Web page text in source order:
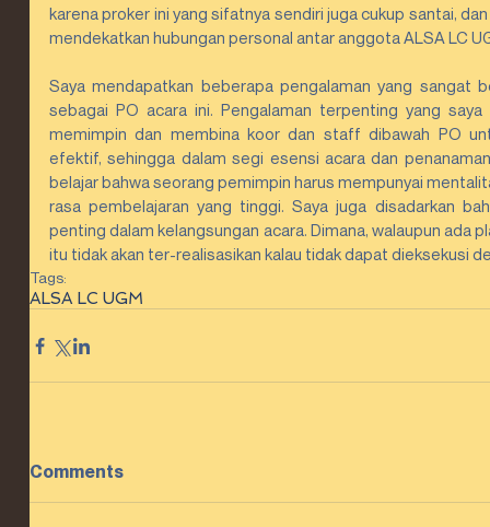
karena proker ini yang sifatnya sendiri juga cukup santai,
mendekatkan hubungan personal antar anggota ALSA LC
Saya mendapatkan beberapa pengalaman yang sangat
sebagai PO acara ini. Pengalaman terpenting yang
memimpin dan membina koor dan staff dibawah PO
efektif, sehingga dalam segi esensi acara dan
belajar bahwa seorang pemimpin harus mempunyai
rasa pembelajaran yang tinggi. Saya juga disadarkan
penting dalam kelangsungan acara. Dimana, walaupun ada
itu tidak akan ter-realisasikan kalau tidak dapat dieksekusi
Tags:
ALSA LC UGM
Comments